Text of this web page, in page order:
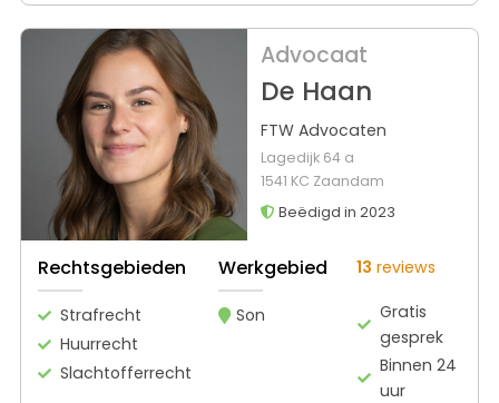
Advocaat
De Haan
FTW Advocaten
Lagedijk 64 a
1541 KC Zaandam
Beëdigd in 2023
Rechtsgebieden
Strafrecht
Huurrecht
Slachtofferrecht
Werkgebied
Son
13 reviews
Gratis
gesprek
Binnen 24
uur